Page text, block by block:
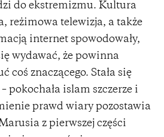
do ekstremizmu. Kultura
reżimowa telewizja, a także
internet spowodowały,
wydawać, że powinna
coś znaczącego. Stała się
pokochała islam szczerze i
prawd wiary pozostawia
z pierwszej części